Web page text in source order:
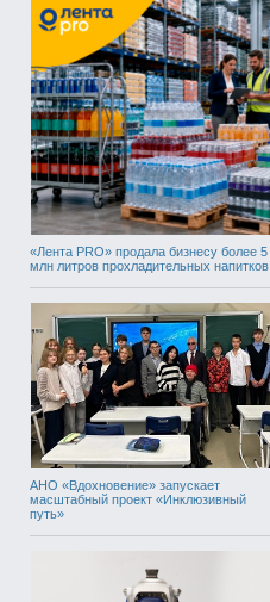
«Лента PRO» продала бизнесу более 5
млн литров прохладительных напитков
АНО «Вдохновение» запускает
масштабный проект «Инклюзивный
путь»